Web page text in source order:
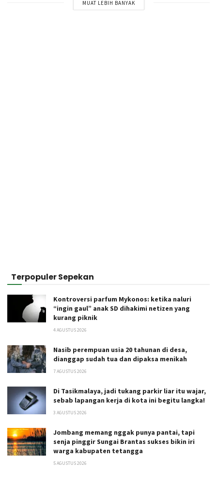
MUAT LEBIH BANYAK
Terpopuler Sepekan
Kontroversi parfum Mykonos: ketika naluri
“ingin gaul” anak SD dihakimi netizen yang
kurang piknik
4 AGUSTUS 2026
Nasib perempuan usia 20 tahunan di desa,
dianggap sudah tua dan dipaksa menikah
7 AGUSTUS 2026
Di Tasikmalaya, jadi tukang parkir liar itu wajar,
sebab lapangan kerja di kota ini begitu langka!
3 AGUSTUS 2026
Jombang memang nggak punya pantai, tapi
senja pinggir Sungai Brantas sukses bikin iri
warga kabupaten tetangga
5 AGUSTUS 2026